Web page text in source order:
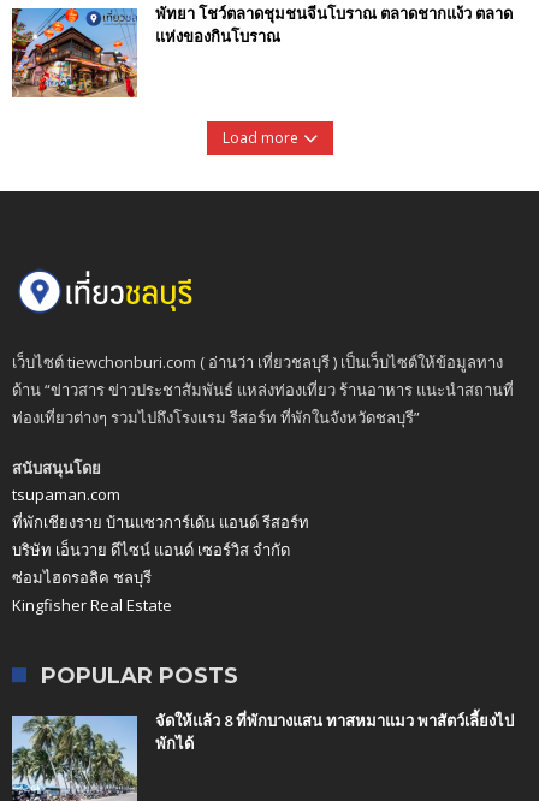
พัทยา โชว์ตลาดชุมชนจีนโบราณ ตลาดชากแง้ว ตลาด
แห่งของกินโบราณ
Load more
เว็บไซต์ tiewchonburi.com ( อ่านว่า เที่ยวชลบุรี ) เป็นเว็บไซต์ให้ข้อมูลทาง
ด้าน “ข่าวสาร ข่าวประชาสัมพันธ์ แหล่งท่องเที่ยว ร้านอาหาร แนะนำสถานที่
ท่องเที่ยวต่างๆ รวมไปถึงโรงแรม รีสอร์ท ที่พักในจังหวัดชลบุรี”
สนับสนุนโดย
tsupaman.com
ที่พักเชียงราย บ้านแซวการ์เด้น แอนด์ รีสอร์ท
บริษัท เอ็นวาย ดีไซน์ แอนด์ เซอร์วิส จำกัด
ซ่อมไฮดรอลิค ชลบุรี
Kingfisher Real Estate
POPULAR POSTS
จัดให้แล้ว 8 ที่พักบางแสน ทาสหมาแมว พาสัตว์เลี้ยงไป
พักได้